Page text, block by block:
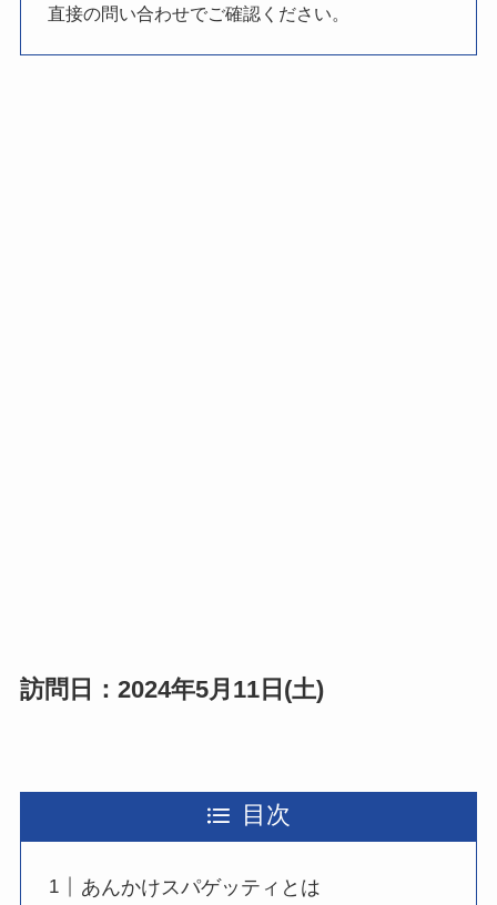
直接の問い合わせでご確認ください。
訪問日：2024年5月11日(土)
目次
あんかけスパゲッティとは